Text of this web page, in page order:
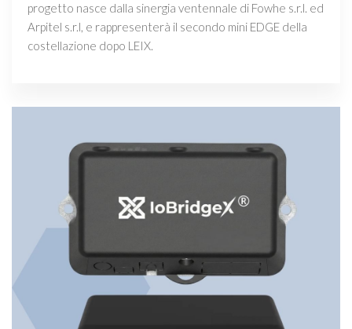
progetto nasce dalla sinergia ventennale di Fowhe s.r.l. ed
Arpitel s.r.l, e rappresenterà il secondo mini EDGE della
costellazione dopo LEIX.